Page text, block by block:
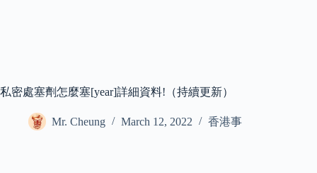
私密處塞劑怎麼塞[year]詳細資料!（持續更新）
Mr. Cheung March 12, 2022 香港事